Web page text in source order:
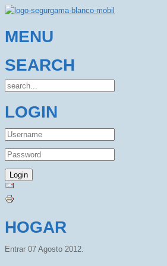
MENU
SEARCH
LOGIN
HOGAR
Entrar 07 Agosto 2012.